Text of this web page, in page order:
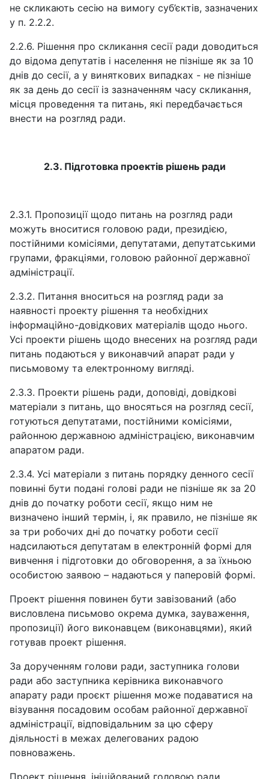
не скликають сесію на вимогу суб’єктів, зазначених
у п. 2.2.2.
2.2.6. Рішення про скликання сесії ради доводиться
до відома депутатів і населення не пізніше як за 10
днів до сесії, а у виняткових випадках - не пізніше
як за день до сесії із зазначенням часу скликання,
місця проведення та питань, які передбачається
внести на розгляд ради.
2.3. Підготовка проектів рішень ради
2.3.1. Пропозиції щодо питань на розгляд ради
можуть вноситися головою ради, президією,
постійними комісіями, депутатами, депутатськими
групами, фракціями, головою районної державної
адміністрації.
2.3.2. Питання вноситься на розгляд ради за
наявності проекту рішення та необхідних
інформаційно-довідкових матеріалів щодо нього.
Усі проекти рішень щодо внесених на розгляд ради
питань подаються у виконавчий апарат ради у
письмовому та електронному вигляді.
2.3.3. Проекти рішень ради, доповіді, довідкові
матеріали з питань, що вносяться на розгляд сесії,
готуються депутатами, постійними комісіями,
районною державною адміністрацією, виконавчим
апаратом ради.
2.3.4. Усі матеріали з питань порядку денного сесії
повинні бути подані голові ради не пізніше як за 20
днів до початку роботи сесії, якщо ним не
визначено інший термін, і, як правило, не пізніше як
за три робочих дні до початку роботи сесії
надсилаються депутатам в електронній формі для
вивчення і підготовки до обговорення, а за їхньою
особистою заявою – надаються у паперовій формі.
Проект рішення повинен бути завізований (або
висловлена письмово окрема думка, зауваження,
пропозиції) його виконавцем (виконавцями), який
готував проект рішення.
За дорученням голови ради, заступника голови
ради або заступника керівника виконавчого
апарату ради проєкт рішення може подаватися на
візування посадовим особам районної державної
адміністрації, відповідальним за цю сферу
діяльності в межах делегованих радою
повноважень.
Проект рішення, ініційований головою ради,